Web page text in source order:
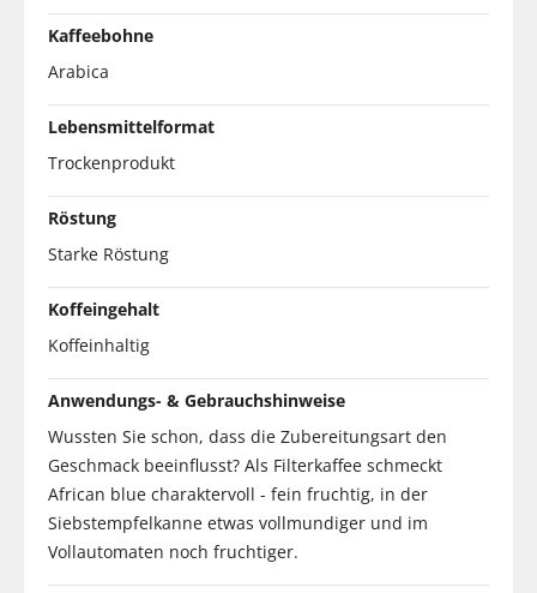
Kaffeebohne
Arabica
Lebensmittelformat
Trockenprodukt
Röstung
Starke Röstung
Koffeingehalt
Koffeinhaltig
Anwendungs- & Gebrauchshinweise
Wussten Sie schon, dass die Zubereitungsart den
Geschmack beeinflusst? Als Filterkaffee schmeckt
African blue charaktervoll - fein fruchtig, in der
Siebstempfelkanne etwas vollmundiger und im
Vollautomaten noch fruchtiger.